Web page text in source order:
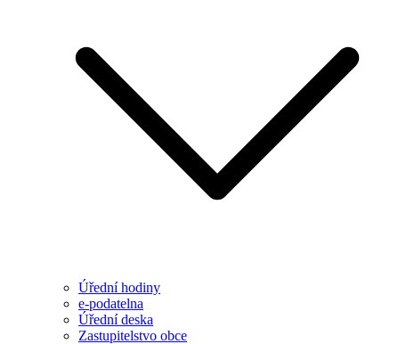
Úřední hodiny
e-podatelna
Úřední deska
Zastupitelstvo obce